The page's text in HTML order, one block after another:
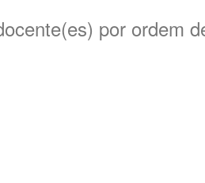
por ordem